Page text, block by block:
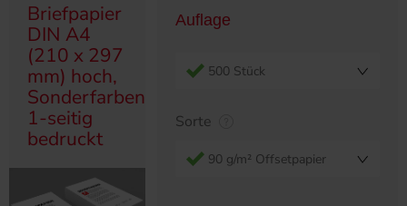
Briefpapier
DIN A4
(210 x 297
mm) hoch,
Sonderfarben
1-seitig
bedruckt
Auflage
500 Stück
Sorte
90 g/m² Offsetpapier